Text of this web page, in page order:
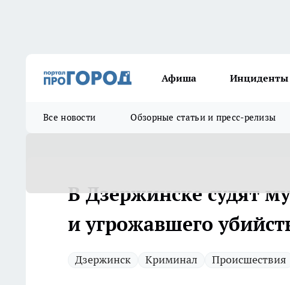
Афиша Инциденты
Все новости Обзорные статьи и пресс-релизы
В Дзержинске судят
и угрожавшего
Дзержинск Криминал Происшествия